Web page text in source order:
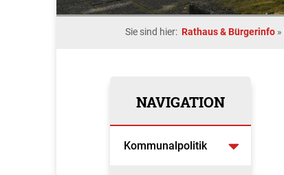
Sie sind hier: Rathaus & Bürgerinfo »
NAVIGATION
Kommunalpolitik